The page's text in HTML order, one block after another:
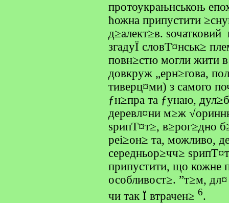
протоукрањнськоњ
ћожна припустити
д≥алект≥в.
згадуЇ словТ¤нськ≥
повн≥стю могли жити
довкруж „ерн≥гова,
тиверц¤ми) з самого
ƒн≥пра та ƒунаю,
деревл¤ни м≥ж
ѕрипТ¤т≥, в≥рог≥дно
реі≥он≥ та, можливо,
середньор≥чч≥
припустити, що кожне
особливост≥. ”т≥м,
чи так Ї втрачен≥ 6.